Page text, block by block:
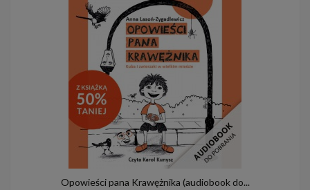
Opowieści pana Krawężnika (audiobook do...